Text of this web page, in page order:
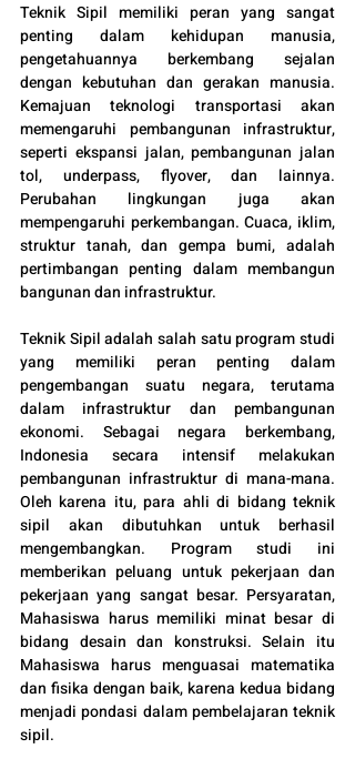
Teknik Sipil memiliki peran yang sangat
penting dalam kehidupan manusia,
pengetahuannya berkembang sejalan
dengan kebutuhan dan gerakan manusia.
Kemajuan teknologi transportasi akan
memengaruhi pembangunan infrastruktur,
seperti ekspansi jalan, pembangunan jalan
tol, underpass, flyover, dan lainnya.
Perubahan lingkungan juga akan
mempengaruhi perkembangan. Cuaca, iklim,
struktur tanah, dan gempa bumi, adalah
pertimbangan penting dalam membangun
bangunan dan infrastruktur.
Teknik Sipil adalah salah satu program studi
yang memiliki peran penting dalam
pengembangan suatu negara, terutama
dalam infrastruktur dan pembangunan
ekonomi. Sebagai negara berkembang,
Indonesia secara intensif melakukan
pembangunan infrastruktur di mana-mana.
Oleh karena itu, para ahli di bidang teknik
sipil akan dibutuhkan untuk berhasil
mengembangkan. Program studi ini
memberikan peluang untuk pekerjaan dan
pekerjaan yang sangat besar. Persyaratan,
Mahasiswa harus memiliki minat besar di
bidang desain dan konstruksi. Selain itu
Mahasiswa harus menguasai matematika
dan fisika dengan baik, karena kedua bidang
menjadi pondasi dalam pembelajaran teknik
sipil.